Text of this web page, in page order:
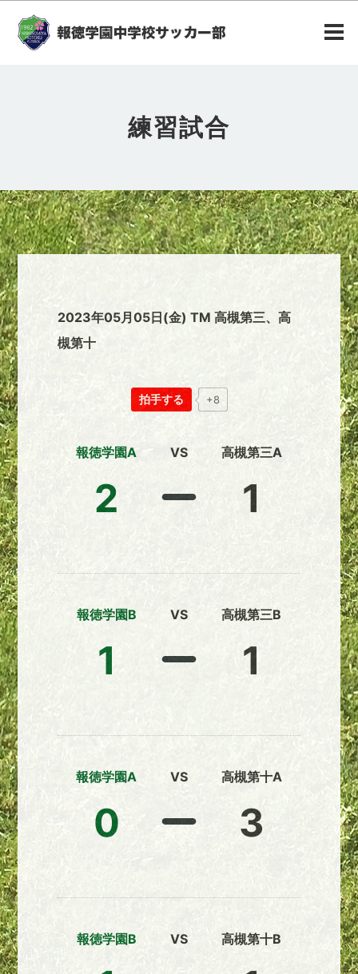
練習試合
2023年05月05日(金) TM 高槻第三、高
槻第十
拍手する +8
報徳学園A
2
VS 高槻第三A
1
報徳学園B
1
VS 高槻第三B
1
報徳学園A
0
VS 高槻第十A
3
報徳学園B VS 高槻第十B